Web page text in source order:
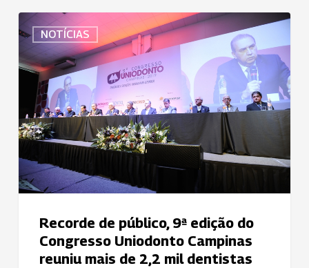
NOTÍCIAS
de
público,
9ª
edição
Congresso
Uniodonto
Campinas
reuniu
Recorde de público, 9ª edição do
Congresso Uniodonto Campinas
reuniu mais de 2,2 mil dentistas